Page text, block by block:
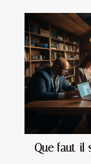
Que faut-il